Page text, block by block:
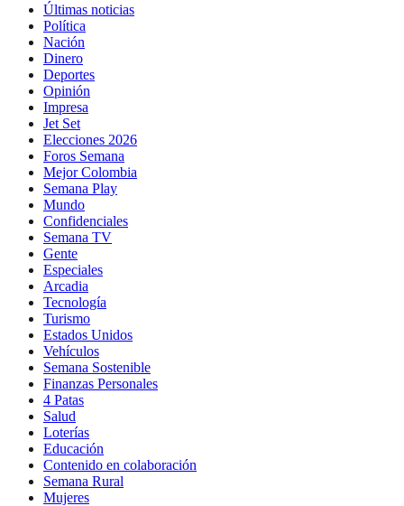
Últimas noticias
Política
Nación
Dinero
Deportes
Opinión
Impresa
Jet Set
Elecciones 2026
Foros Semana
Mejor Colombia
Semana Play
Mundo
Confidenciales
Semana TV
Gente
Especiales
Arcadia
Tecnología
Turismo
Estados Unidos
Vehículos
Semana Sostenible
Finanzas Personales
4 Patas
Salud
Loterías
Educación
Contenido en colaboración
Semana Rural
Mujeres